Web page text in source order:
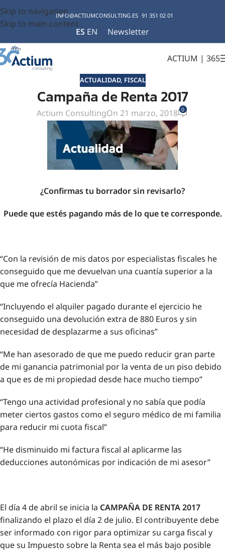
Skip to navigation
Skip to main content
INFO@ACTIUMCONSULTING.ES 91 351 02 01
ES EN Newsletter
ACTIUM | 365
ACTUALIDAD, FISCAL
Campaña de Renta 2017
Actium ConsultingOn 21 marzo, 2018 0
¿Confirmas tu borrador sin revisarlo?
Puede que estés pagando más de lo que te corresponde.
“Con la revisión de mis datos por especialistas fiscales he
conseguido que me devuelvan una cuantía superior a la
que me ofrecía Hacienda”
“Incluyendo el alquiler pagado durante el ejercicio he
conseguido una devolución extra de 880 Euros y sin
necesidad de desplazarme a sus oficinas”
“Me han asesorado de que me puedo reducir gran parte
de mi ganancia patrimonial por la venta de un piso debido
a que es de mi propiedad desde hace mucho tiempo”
“Tengo una actividad profesional y no sabía que podía
meter ciertos gastos como el seguro médico de mi familia
para reducir mi cuota fiscal”
“He disminuido mi factura fiscal al aplicarme las
deducciones autonómicas por indicación de mi asesor”
El día 4 de abril se inicia la CAMPAÑA DE RENTA 2017
finalizando el plazo el día 2 de julio. El contribuyente debe
ser informado con rigor para optimizar su carga fiscal y
que su Impuesto sobre la Renta sea el más bajo posible